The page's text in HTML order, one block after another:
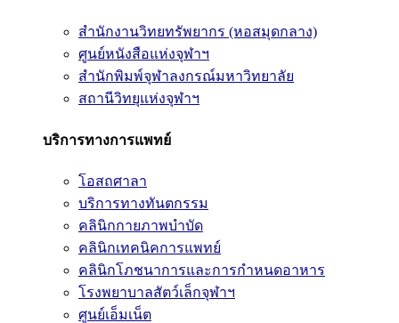
สำนักงานวิทยทรัพยากร (หอสมุดกลาง)
ศูนย์หนังสือแห่งจุฬาฯ
สำนักพิมพ์จุฬาลงกรณ์มหาวิทยาลัย
สถานีวิทยุแห่งจุฬาฯ
บริการทางการแพทย์
โอสถศาลา
บริการทางทันตกรรม
คลินิกกายภาพบำบัด
คลินิกเทคนิคการแพทย์
คลินิกโภชนาการและการกำหนดอาหาร
โรงพยาบาลสัตว์เล็กจุฬาฯ
ศูนย์เอ็มเน็ต